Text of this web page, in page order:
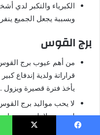
الكبرياء والتكبر لدي
وبسببة يجعل الجميع
برج القوس
من أهم عيوب برج
قراراتة ولدية إندفاع
يأخذ فترة قصيرة ويزول .
لا يحب مواليد برج
لتحميهم لا يلتزمون
شخصية برج القوس غير